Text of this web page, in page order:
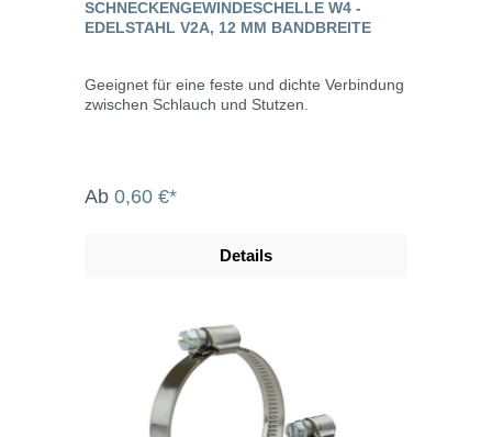
SCHNECKENGEWINDESCHELLE W4 -
EDELSTAHL V2A, 12 MM BANDBREITE
Geeignet für eine feste und dichte Verbindung
zwischen Schlauch und Stutzen.
Ab 0,60 €*
Details